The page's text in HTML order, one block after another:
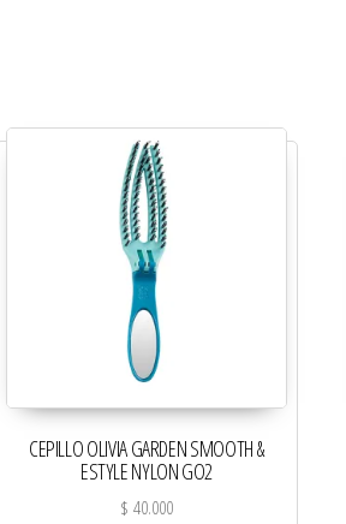
CEPILLO OLIVIA GARDEN SMOOTH &
ESTYLE NYLON GO2
$ 40.000